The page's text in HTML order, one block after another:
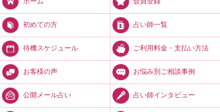
初めての方 占い師一覧
待機スケジュール ご利用料金・支払い方法
お客様の声 お悩み別ご相談事例
公開メール占い 占い師インタビュー